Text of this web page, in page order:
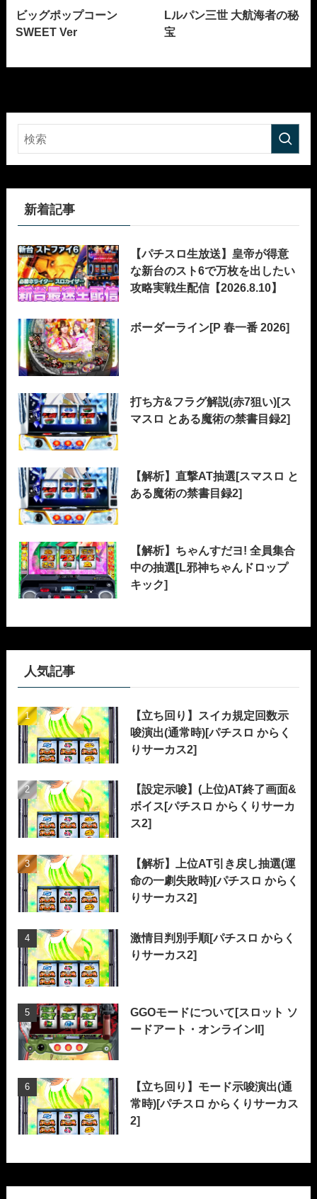
ビッグポップコーン
SWEET Ver
Lルパン三世 大航海者の秘
宝
新着記事
【パチスロ生放送】皇帝が得意
な新台のスト6で万枚を出したい
攻略実戦生配信【2026.8.10】
ボーダーライン[P 春一番 2026]
打ち方&フラグ解説(赤7狙い)[ス
マスロ とある魔術の禁書目録2]
【解析】直撃AT抽選[スマスロ と
ある魔術の禁書目録2]
【解析】ちゃんすだヨ! 全員集合
中の抽選[L邪神ちゃんドロップ
キック]
人気記事
【立ち回り】スイカ規定回数示
唆演出(通常時)[パチスロ からく
りサーカス2]
【設定示唆】(上位)AT終了画面&
ボイス[パチスロ からくりサーカ
ス2]
【解析】上位AT引き戻し抽選(運
命の一劇失敗時)[パチスロ からく
りサーカス2]
激情目判別手順[パチスロ からく
りサーカス2]
GGOモードについて[スロット ソ
ードアート・オンラインII]
【立ち回り】モード示唆演出(通
常時)[パチスロ からくりサーカス
2]